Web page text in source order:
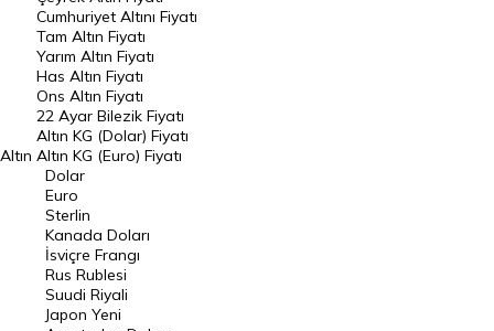
Endeksler
DÖVİZ
Döviz Kuru
Dolar Kuru
Euro Kuru
Pound Kuru
Frank Kuru
Riyal Kuru
Avustralya Doları
Altın
Cumhuriyet Altını Fiyatı
Tam Altın Fiyatı
Yarım Altın Fiyatı
Has Altın Fiyatı
Ons Altın Fiyatı
22 Ayar Bilezik Fiyatı
Altın KG (Dolar) Fiyatı
Altın KG (Euro) Fiyatı
Dolar
Euro
Sterlin
Kanada Doları
İsviçre Frangı
Rus Rublesi
Suudi Riyali
Japon Yeni